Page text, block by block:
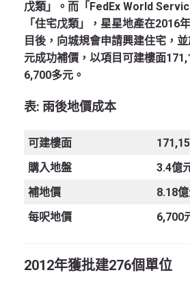
戊類」。而「FedEx World
「住宅戊類」，星星地產在2016
目後，向城規會申請興建住宅，
元成功補價，以項目可建樓面
6,700多元。
表: 雨後地價成本
可建樓面
購入地盤
3.4億
補地價
8.18
每呎地價
6,700
2012年獲批建276個單位